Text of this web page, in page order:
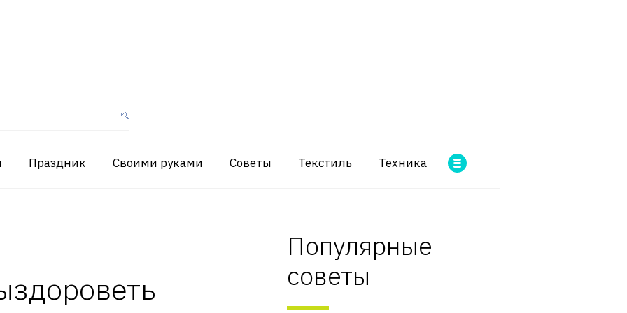
Праздник Своими руками Советы Текстиль Техника
Популярные
советы